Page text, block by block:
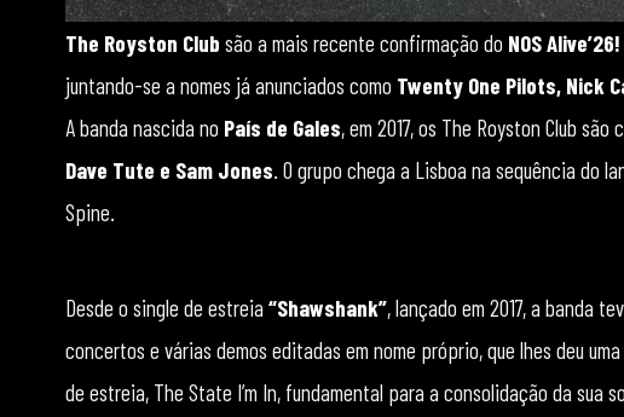
The Royston Club são a mais recente confirmação do NOS Alive’26!
juntando-se a nomes já anunciados como Twenty One Pilots, Nick
A banda nascida no País de Gales, em 2017, os The Royston Club
Dave Tute e Sam Jones. O grupo chega a Lisboa na sequência do
Spine.
Desde o single de estreia “Shawshank”, lançado em 2017, a banda
concertos e várias demos editadas em nome próprio, que lhes deu
de estreia, The State I’m In, fundamental para a consolidação da sua